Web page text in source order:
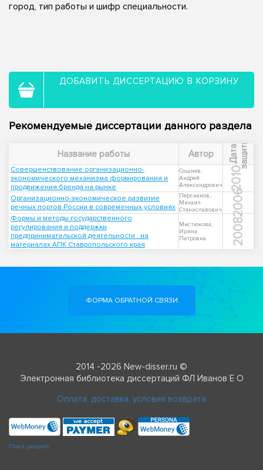
город, тип работы и шифр специальности.
ДОБАВИТЬ ДИССЕРТАЦИЮ В КОРЗИНУ
Рекомендуемые диссертации данного раздела
Название работы Автор Д
а
т
а
з
а
щ
и
т ы
Совершенствование организационно-
экономического механизма формирования и
продвижения бренда на рынке
Сошнев,
Андрей
Александрович
2010
Организационно-экономическое развитие
речных портов России в современных условиях
Персианов,
Михаил
Станиславович
2006
Формы и методы государственного
регулирования и поддержки
предпринимательской деятельности : на
материалах АПК Ставропольского края
Мистюкова,
Ирина
Петровна
2008
ФОРМА ОБРАТНОЙ СВЯЗИ
2014 -2026 New-disser.ru ©
Электронная библиотека диссертаций ФЛ Иванов Е О
Оплата, доставка, условия возврата
Check passport